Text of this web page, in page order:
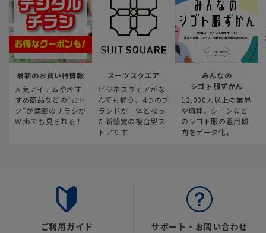
最新のお買い得情報
人気アイテムやおす
すめ商品などの“おト
ク“が満載のチラシが
Webでも見られる！
スーツスクエア
ビジネスウェアがな
んでも揃う、4つのブ
ランドが一体となっ
た新感覚の複合型ス
トアです
みんなの
シゴト服ずかん
12,000人以上の業界
や職種、シーンなど
のシゴト服の着用傾
向をデータ化。
ご利用ガイド サポート・お問い合わせ